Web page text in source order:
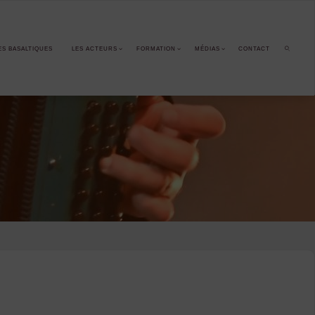
BASALTIQUES LES ACTEURS FORMATION MÉDIAS CONTACT